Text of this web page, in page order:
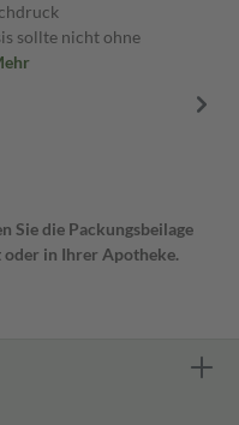
sollte nicht ohne
Sie die Packungsbeilage
in Ihrer Apotheke.